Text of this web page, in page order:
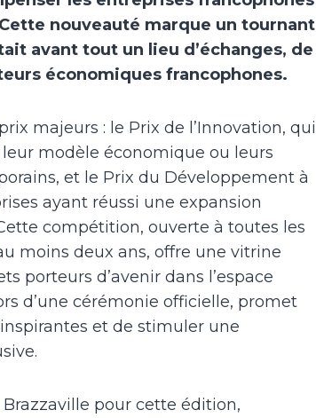
nouveauté marque un tournant
avant tout un lieu d’échanges, de
économiques francophones.
majeurs : le Prix de l’Innovation, qui
modèle économique ou leurs
et le Prix du Développement à
ayant réussi une expansion
compétition, ouverte à toutes les
moins deux ans, offre une vitrine
porteurs d’avenir dans l’espace
d’une cérémonie officielle, promet
et de stimuler une
pour cette édition,